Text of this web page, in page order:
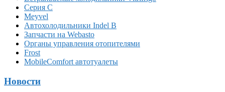
Серия C
Meyvel
Автохолодильники Indel B
Запчасти на Webasto
Органы управления отопителями
Frost
MobileComfort автотуалеты
Новости